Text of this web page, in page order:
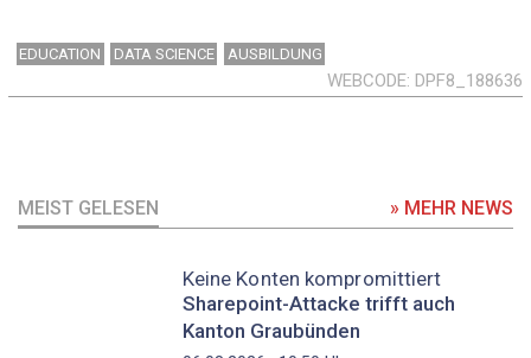
EDUCATION DATA SCIENCE AUSBILDUNG
WEBCODE DPF8_188636
MEIST GELESEN » MEHR NEWS
Keine Konten kompromittiert
Sharepoint-Attacke trifft auch
Kanton Graubünden